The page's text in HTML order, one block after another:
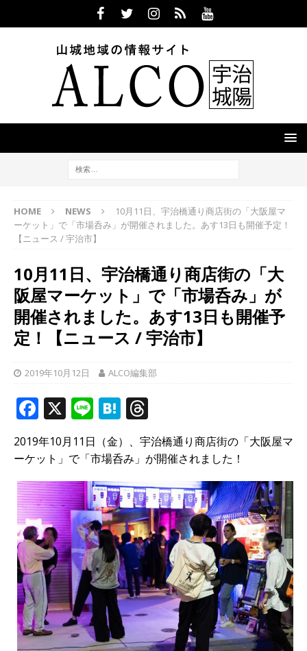
HOME NEWS
10月11日、宇治橋通り商店街の「大阪屋マ
ーケット」で「市場呑み」が開催されました。あす13日も開催予定！
【ニュース / 宇治市】
10月11日、宇治橋通り商店街の「大
阪屋マーケット」で「市場呑み」が
開催されました。あす13日も開催予
定！【ニュース / 宇治市】
2019年10月12日 ALCO編集部
F
a
c
e
b
o
o
k
X Li
n
e
H
at
e
n
a
h
r
e
a
d
s
2019年10月11日（金）、宇治橋通り商店街の「大阪屋マ
ーケット」で「市場呑み」が開催されました！